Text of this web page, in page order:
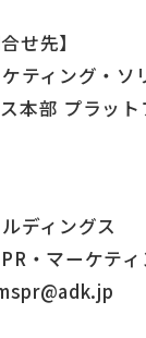
せ先】
ティング・ソ
本部 プラット
ディングス
・マーケティ